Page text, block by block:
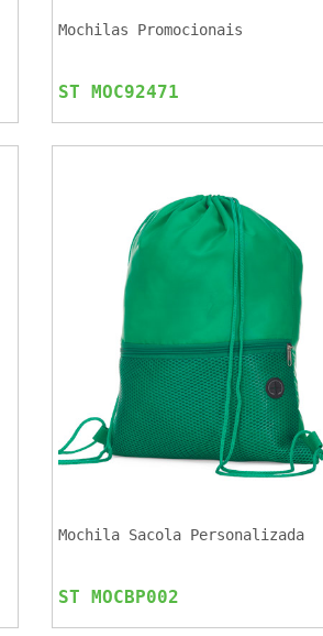
Mochilas Promocionais
ST MOC92471
Mochila Sacola Personalizada
ST MOCBP002